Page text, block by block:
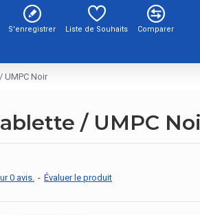
S'enregistrer Liste de Souhaits Comparer
UMPC Noir
/ UMPC
0 avis. - Évaluer le produit